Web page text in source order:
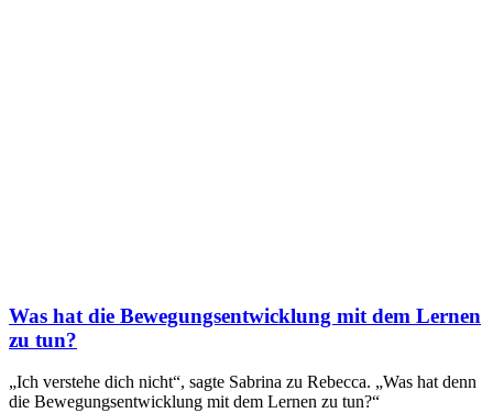
Was hat die Bewegungsentwicklung mit dem Lernen
zu tun?
„Ich verstehe dich nicht“, sagte Sabrina zu Rebecca. „Was hat denn
die Bewegungsentwicklung mit dem Lernen zu tun?“